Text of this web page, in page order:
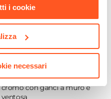
i cookie
necessari
CODICE:PVT-BI1
Tergivetro in acciaio inox
cromo con ganci a muro e
ventosa